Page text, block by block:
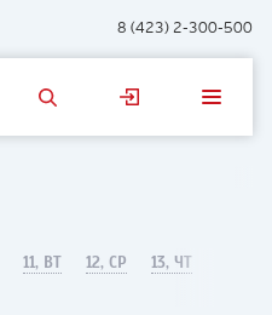
8 (423) 2-300-500
11, ВТ 12, СР
13, ЧТ